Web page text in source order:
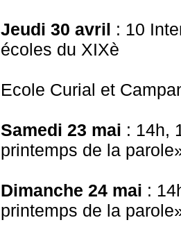
Jeudi 30 avril : 10
écoles du XIXè
Ecole Curial et
Samedi 23 mai : 14h,
printemps de la
Dimanche 24 mai :
printemps de la